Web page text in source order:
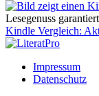
Lesegenuss garantiert
Kindle Vergleich:
Impressum
Datenschutz